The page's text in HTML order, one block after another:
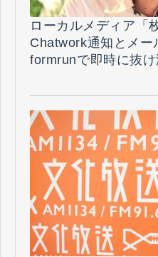
ローカルメディア「
Chatwork通知とメー
formrunで即時に抜
様）